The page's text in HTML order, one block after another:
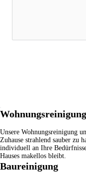
Wohnungsreinigung
Unsere Wohnungsreinigung
Zuhause strahlend sauber zu
individuell an Ihre
Hauses makellos bleibt.
Baureinigung